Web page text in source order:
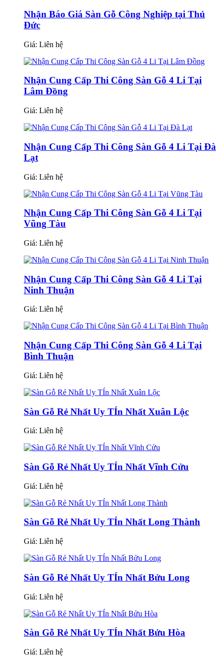
Nhận Báo Giá Sàn Gỗ Công Nghiệp tại Thủ
Đức
Giá: Liên hệ
Nhận Cung Cấp Thi Công Sàn Gỗ 4 Li Tại
Lâm Đồng
Giá: Liên hệ
Nhận Cung Cấp Thi Công Sàn Gỗ 4 Li Tại Đà
Lạt
Giá: Liên hệ
Nhận Cung Cấp Thi Công Sàn Gỗ 4 Li Tại
Vũng Tàu
Giá: Liên hệ
Nhận Cung Cấp Thi Công Sàn Gỗ 4 Li Tại
Ninh Thuận
Giá: Liên hệ
Nhận Cung Cấp Thi Công Sàn Gỗ 4 Li Tại
Bình Thuận
Giá: Liên hệ
Sàn Gỗ Rẻ Nhất Uy TÍn Nhất Xuân Lộc
Giá: Liên hệ
Sàn Gỗ Rẻ Nhất Uy TÍn Nhất Vĩnh Cửu
Giá: Liên hệ
Sàn Gỗ Rẻ Nhất Uy TÍn Nhất Long Thành
Giá: Liên hệ
Sàn Gỗ Rẻ Nhất Uy TÍn Nhất Bửu Long
Giá: Liên hệ
Sàn Gỗ Rẻ Nhất Uy TÍn Nhất Bửu Hòa
Giá: Liên hệ